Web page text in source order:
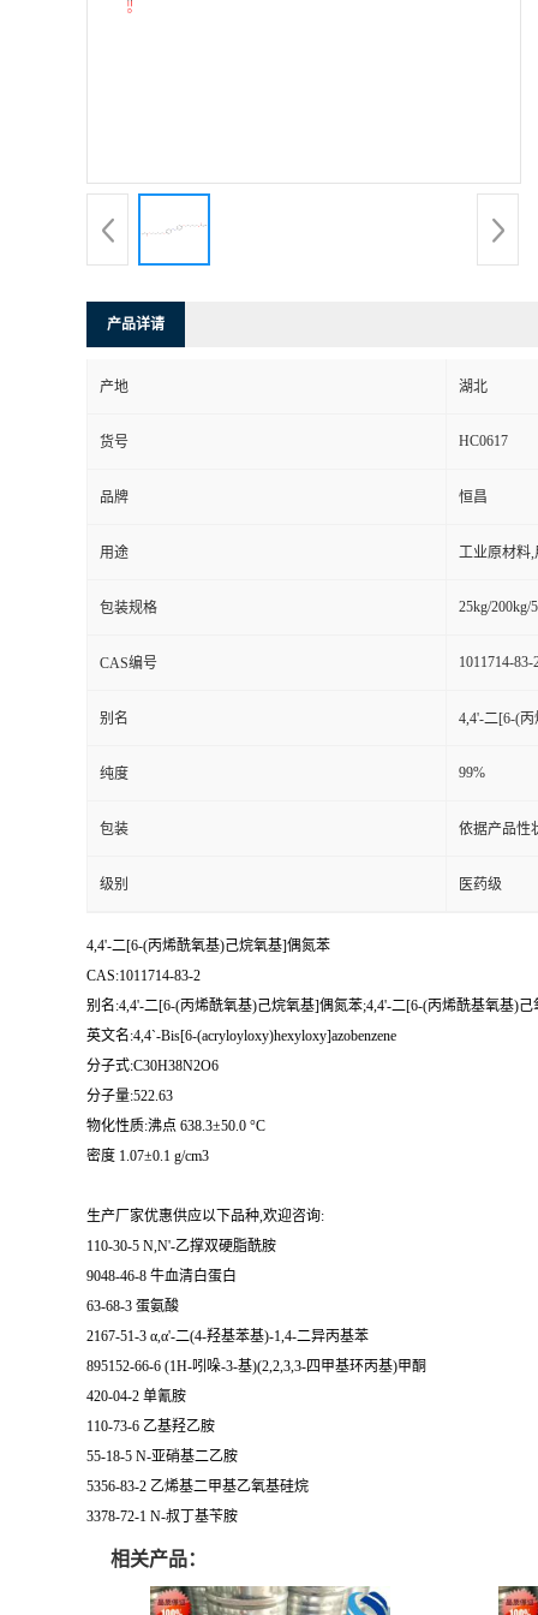
产品详请
产地 湖北
货号 HC0617
品牌 恒昌
用途 工业原材料
包装规格 25kg/200kg/
CAS编号 1011714-83-
别名 4,4'-二[6-(
纯度 99%
包装 依据产品性
级别 医药级
4,4'-二[6-(丙烯酰氧基)己烷氧基]偶氮苯
CAS:1011714-83-2
别名:4,4'-二[6-(丙烯酰氧基)己烷氧基]偶氮苯;4,4'-二[6-(丙烯酰基氧基)
英文名:4,4`-Bis[6-(acryloyloxy)hexyloxy]azobenzene
分子式:C30H38N2O6
分子量:522.63
物化性质:沸点 638.3±50.0 °C
密度 1.07±0.1 g/cm3
生产厂家优惠供应以下品种,欢迎咨询:
110-30-5 N,N'-乙撑双硬脂酰胺
9048-46-8 牛血清白蛋白
63-68-3 蛋氨酸
2167-51-3 α,α'-二(4-羟基苯基)-1,4-二异丙基苯
895152-66-6 (1H-吲哚-3-基)(2,2,3,3-四甲基环丙基)甲酮
420-04-2 单氰胺
110-73-6 乙基羟乙胺
55-18-5 N-亚硝基二乙胺
5356-83-2 乙烯基二甲基乙氧基硅烷
3378-72-1 N-叔丁基苄胺
相关产品：